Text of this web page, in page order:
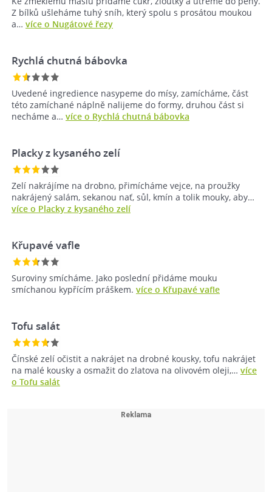
Z bílků ušleháme tuhý sníh, který spolu s prosátou moukou
a… více o Nugátové řezy
Rychlá chutná bábovka
Uvedené ingredience nasypeme do mísy, zamícháme, část
této zamíchané náplně nalijeme do formy, druhou část si
necháme a… více o Rychlá chutná bábovka
Placky z kysaného zelí
Zelí nakrájíme na drobno, přimícháme vejce, na proužky
nakrájený salám, sekanou nať, sůl, kmín a tolik mouky, aby…
více o Placky z kysaného zelí
Křupavé vafle
Suroviny smícháme. Jako poslední přidáme mouku
smíchanou kypřícím práškem. více o Křupavé vafle
Tofu salát
Čínské zelí očistit a nakrájet na drobné kousky, tofu nakrájet
na malé kousky a osmažit do zlatova na olivovém oleji,… více
o Tofu salát